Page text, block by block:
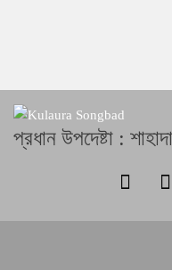
প্রধান উপদেষ্টা :